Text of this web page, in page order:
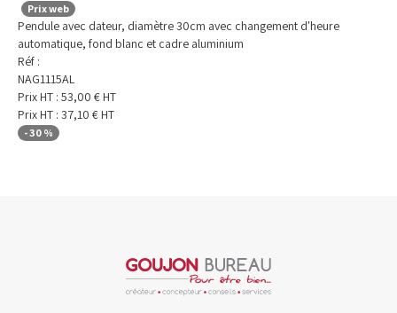
Prix web
Pendule avec dateur, diamètre 30cm avec changement d'heure
automatique, fond blanc et cadre aluminium
Réf :
NAG1115AL
Prix HT : 53,00 € HT
Prix HT : 37,10 € HT
-30 %